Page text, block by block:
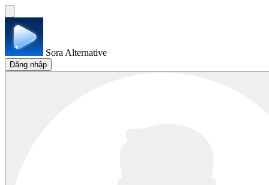
Sora Alternative
Đăng nhập